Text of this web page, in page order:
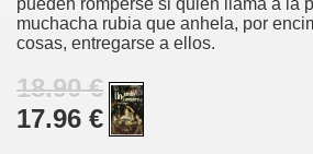
pueden romperse si quien llama a la
muchacha rubia que anhela, por
cosas, entregarse a ellos.
18.90 €
17.96 €